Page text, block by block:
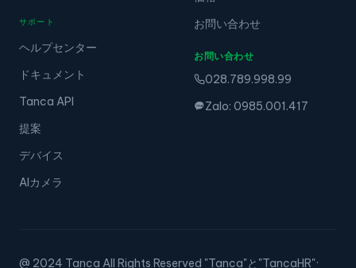
サポート
ヘルプセンター
ドキュメント
Tanca API
提案
デバイス
AIカメラ
お問い合わせ
お問い合わせ
028.789.998.99
Zalo: 0985.001.417
@ 2024 Tanca All Rights Reserved "Tanca"と"TancaHR"·